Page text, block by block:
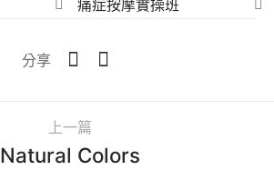
痛症按摩實操班
分享
上一篇
Natural Colors